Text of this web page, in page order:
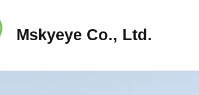
Mskyeye Co., Ltd.